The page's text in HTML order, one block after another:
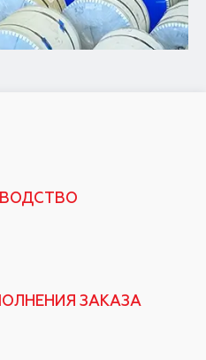
ЗАКАЗА